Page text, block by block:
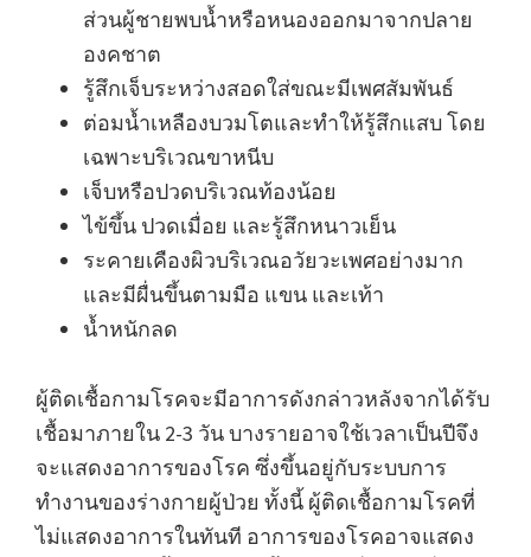
ส่วนผู้ชายพบน้ำหรือหนองออกมาจากปลาย
องคชาต
รู้สึกเจ็บระหว่างสอดใส่ขณะมีเพศสัมพันธ์
ต่อมน้ำเหลืองบวมโตและทำให้รู้สึกแสบ โดย
เฉพาะบริเวณขาหนีบ
เจ็บหรือปวดบริเวณท้องน้อย
ไข้ขึ้น ปวดเมื่อย และรู้สึกหนาวเย็น
ระคายเคืองผิวบริเวณอวัยวะเพศอย่างมาก
และมีผื่นขึ้นตามมือ แขน และเท้า
น้ำหนักลด
ผู้ติดเชื้อกามโรคจะมีอาการดังกล่าวหลังจากได้รับ
เชื้อมาภายใน 2-3 วัน บางรายอาจใช้เวลาเป็นปีจึง
จะแสดงอาการของโรค ซึ่งขึ้นอยู่กับระบบการ
ทำงานของร่างกายผู้ป่วย ทั้งนี้ ผู้ติดเชื้อกามโรคที่
ไม่แสดงอาการในทันที อาการของโรคอาจแสดง